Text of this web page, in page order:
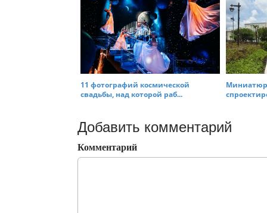
11 фотографий космической
свадьбы, над которой раб...
Добавить комментарий
Комментарий